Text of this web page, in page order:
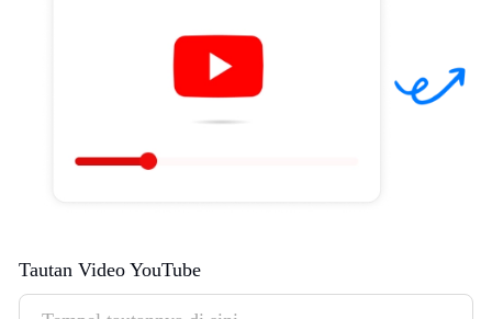
Tautan Video YouTube